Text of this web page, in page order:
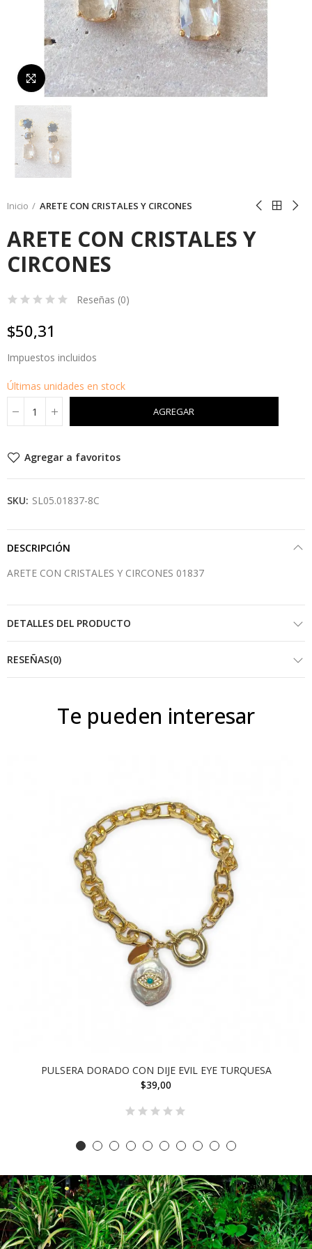
Da click para agrandar
Inicio ARETE CON CRISTALES Y CIRCONES
ARETE CON CRISTALES Y
CIRCONES
Reseñas (0)
$50,31
Impuestos incluidos
Últimas unidades en stock
AGREGAR
Agregar a favoritos
SKU: SL05.01837-8C
DESCRIPCIÓN
ARETE CON CRISTALES Y CIRCONES 01837
DETALLES DEL PRODUCTO
RESEÑAS(0)
Te pueden interesar
PULSERA DORADO CON DIJE EVIL EYE TURQUESA
$39,00